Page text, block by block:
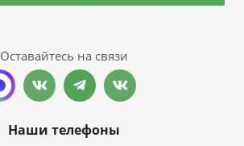
Оставайтесь на связи
Наши телефоны